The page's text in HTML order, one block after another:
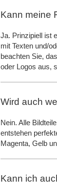
Kann meine
Ja. Prinzipiell ist
mit Texten und/
beachten Sie,
oder Logos aus,
Wird auch
Nein. Alle
entstehen
Magenta, Gelb
Kann ich